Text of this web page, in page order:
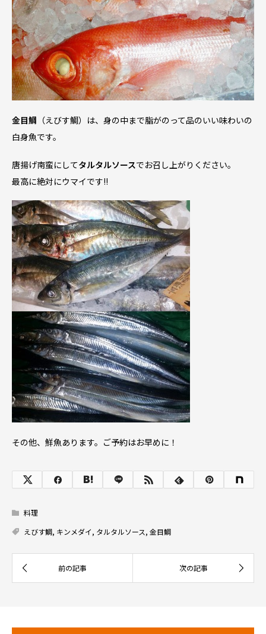
金目鯛 （えびす鯛）は、身の中まで脂がのって品のいい味わいの
白身魚です。
唐揚げ南蛮にしてタルタルソースでお召し上がりください。
最高に絶対にウマイです!!
その他、鮮魚あります。ご予約はお早めに！
料理
えびす鯛, キンメダイ, タルタルソース, 金目鯛